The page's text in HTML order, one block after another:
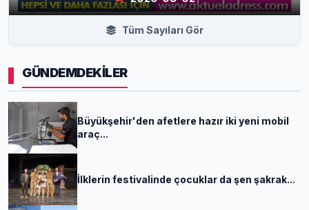
Tüm Sayıları Gör
GÜNDEMDEKİLER
Büyükşehir'den afetlere hazır iki yeni mobil
araç...
İlklerin festivalinde çocuklar da şen şakrak...